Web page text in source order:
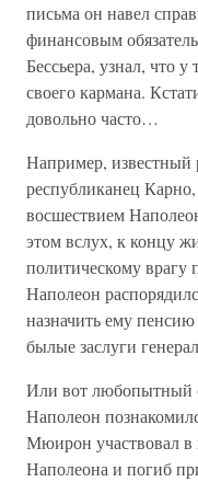
письма он навел
финансовым
Бессьера, узнал, что
своего кармана.
довольно часто…
Например,
республиканец
восшествием
этом вслух, к концу
политическому
Наполеон
назначить ему
былые заслуги
Или вот любопытный
Наполеон
Мюирон участвовал в
Наполеона и погиб